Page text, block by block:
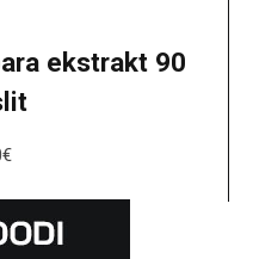
ekstrakt 90
€